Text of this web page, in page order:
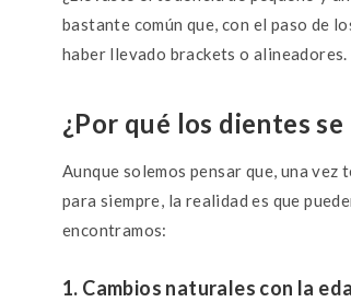
bastante común que, con el paso de
haber llevado brackets o
¿Por qué los dientes
Aunque solemos pensar que, una
para siempre, la realidad es que
encontramos:
1. Cambios naturales con la